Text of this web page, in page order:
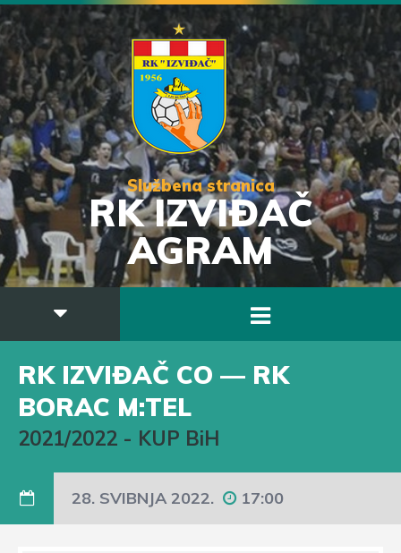
Službena stranica
RK IZVIĐAČ
AGRAM
RK IZVIĐAČ CO — RK
BORAC M:TEL
2021/2022 - KUP BiH
28. SVIBNJA 2022. 17:00